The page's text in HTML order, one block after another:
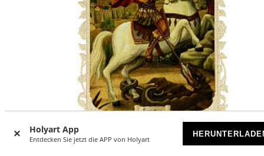
Holyart App
Entdecken Sie jetzt die APP von Holyart